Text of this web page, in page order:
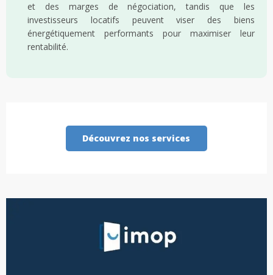
et des marges de négociation, tandis que les
investisseurs locatifs peuvent viser des biens
énergétiquement performants pour maximiser leur
rentabilité.
Découvrez nos services